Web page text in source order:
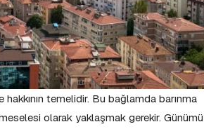
temelidir. Bu bağlamda barınma
olarak yaklaşmak gerekir.